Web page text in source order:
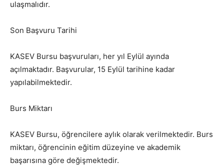
ulaşmalıdır.
Son Başvuru Tarihi
KASEV Bursu başvuruları, her yıl Eylül ayında
açılmaktadır. Başvurular, 15 Eylül tarihine kadar
yapılabilmektedir.
Burs Miktarı
KASEV Bursu, öğrencilere aylık olarak verilmektedir. Burs
miktarı, öğrencinin eğitim düzeyine ve akademik
başarısına göre değişmektedir.